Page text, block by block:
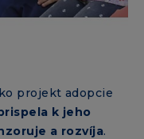
projekt adopcie
k jeho
a rozvíja.